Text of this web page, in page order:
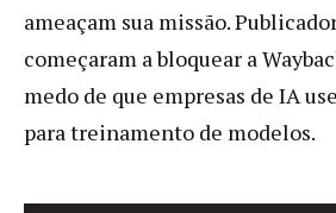
ameaçam sua missão.
começaram a bloquear a
medo de que empresas de IA
para treinamento de modelos.